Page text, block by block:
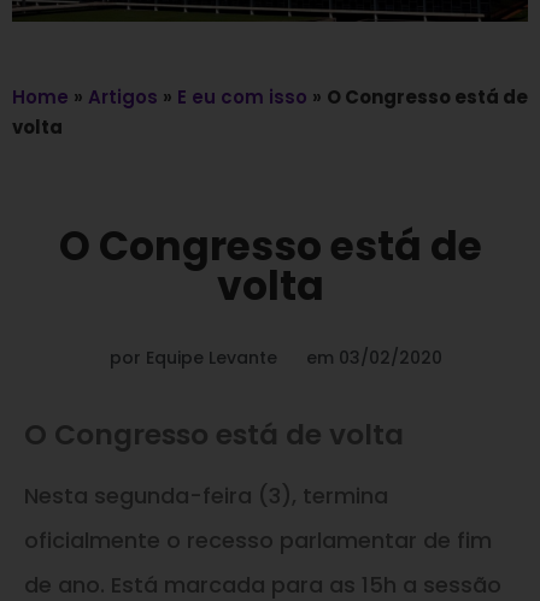
Home » Artigos » E eu com isso » O Congresso está de
volta
O Congresso está de
volta
por Equipe Levante em 03/02/2020
O Congresso está de volta
Nesta segunda-feira (3), termina
oficialmente o recesso parlamentar de fim
de ano. Está marcada para as 15h a sessão